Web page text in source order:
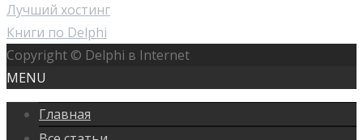
Лучший хостинг
Книги по Delphi
Copyright © Delphi в Internet
MENU
Главная